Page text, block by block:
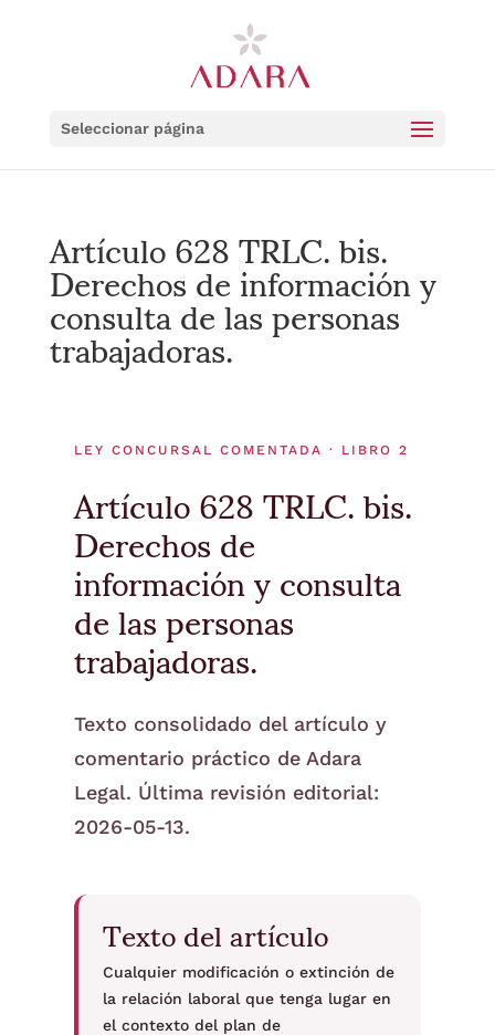
Seleccionar página
Artículo 628 TRLC. bis.
Derechos de información y
consulta de las personas
trabajadoras.
LEY CONCURSAL COMENTADA · LIBRO 2
Artículo 628 TRLC. bis.
Derechos de
información y consulta
de las personas
trabajadoras.
Texto consolidado del artículo y
comentario práctico de Adara
Legal. Última revisión editorial:
2026-05-13.
Texto del artículo
Cualquier modificación o extinción de
la relación laboral que tenga lugar en
el contexto del plan de